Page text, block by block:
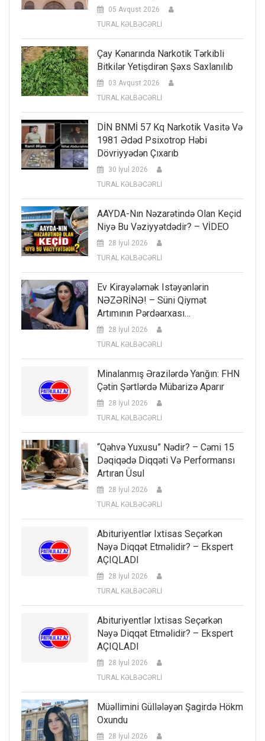
05 Avqust 2026
TURAL KƏLBƏCƏRLİ
Çay Kənarında Narkotik Tərkibli
Bitkilər Yetişdirən Şəxs Saxlanılıb
03 Avqust 2026
TURAL KƏLBƏCƏRLİ
DİN BNMİ 57 Kq Narkotik Vasitə Və
1981 Ədəd Psixotrop Həbi
Dövriyyədən Çıxarıb
30 İyul 2026
TURAL KƏLBƏCƏRLİ
AAYDA-Nın Nəzarətində Olan Keçid
Niyə Bu Vəziyyətdədir? – VİDEO
28 İyul 2026
TURAL KƏLBƏCƏRLİ
Ev Kirayələmək Istəyənlərin
NƏZƏRİNƏ! – Süni Qiymət
Artımının Pərdəarxası…
28 İyul 2026
TURAL KƏLBƏCƏRLİ
Minalanmış Ərazilərdə Yanğın: FHN
Çətin Şərtlərdə Mübarizə Aparır
28 İyul 2026
TURAL KƏLBƏCƏRLİ
“Qəhvə Yuxusu” Nədir? – Cəmi 15
Dəqiqədə Diqqəti Və Performansı
Artıran Üsul
28 İyul 2026
TURAL KƏLBƏCƏRLİ
Abituriyentlər Ixtisas Seçərkən
Nəyə Diqqət Etməlidir? – Ekspert
AÇIQLADI
28 İyul 2026
TURAL KƏLBƏCƏRLİ
Abituriyentlər Ixtisas Seçərkən
Nəyə Diqqət Etməlidir? – Ekspert
AÇIQLADI
28 İyul 2026
TURAL KƏLBƏCƏRLİ
Müəllimini Güllələyən Şagirdə Hökm
Oxundu
28 İyul 2026